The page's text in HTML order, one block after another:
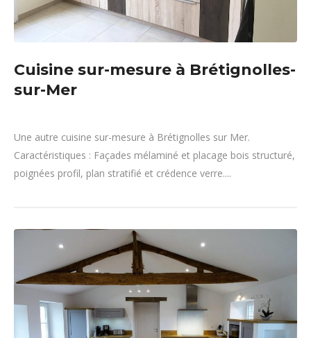
Cuisine sur-mesure à Brétignolles-
sur-Mer
Une autre cuisine sur-mesure à Brétignolles sur Mer.
Caractéristiques : Façades mélaminé et placage bois structuré,
poignées profil, plan stratifié et crédence verre....